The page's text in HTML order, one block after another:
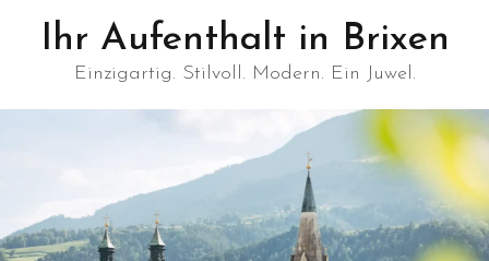
Ihr Aufenthalt in Brixen
Einzigartig. Stilvoll. Modern. Ein Juwel.